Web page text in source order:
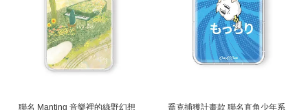
聯名 Manting 音樂裡的綠野幻想
喬克捕獲計畫款 聯名直角少年系